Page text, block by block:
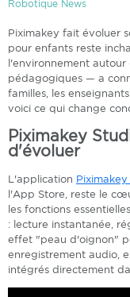
Robotique News
Piximakey fait évoluer
pour enfants reste
l'environnement
pédagogiques — a
familles, les
voici ce qui change
Piximakey
d'évoluer
L'application
l'App Store, reste le
les fonctions
: lecture instantanée,
effet "peau d'oignon"
enregistrement audio,
intégrés directement